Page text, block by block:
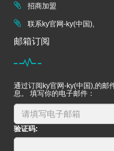
招商加盟
联系ky官网-ky(中国),
邮箱订阅
通过订阅ky官网-ky(中国),的邮
息。 填写你的电子邮件：
验证码: